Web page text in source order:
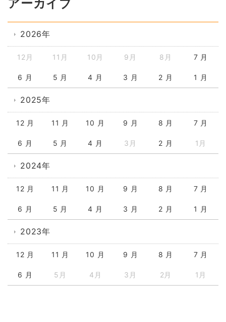
アーカイブ
2026年
12月 11月 10月 9月 8月 7 月
6 月 5 月 4 月 3 月 2 月 1 月
2025年
12 月 11 月 10 月 9 月 8 月 7 月
6 月 5 月 4 月 3月 2 月 1月
2024年
12 月 11 月 10 月 9 月 8 月 7 月
6 月 5 月 4 月 3 月 2 月 1 月
2023年
12 月 11 月 10 月 9 月 8 月 7 月
6 月 5月 4月 3月 2月 1月